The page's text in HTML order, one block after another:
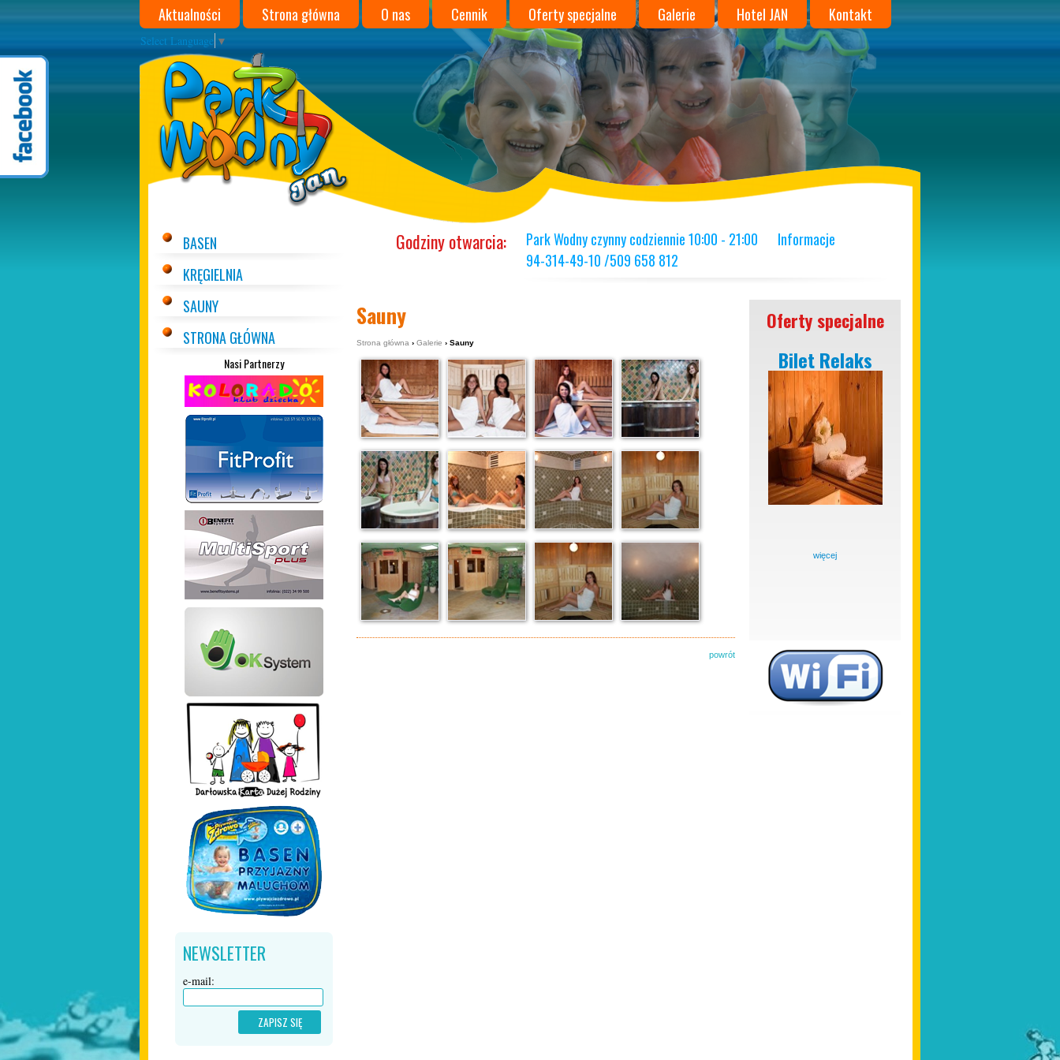
Park Wodny JAN w Darłówku
Aktualności Strona główna O nas Cennik Oferty specjalne Galerie Hotel JAN Kontakt
Select Language ▼
Godziny otwarcia: Park Wodny czynny codziennie 10:00 - 21:00
Informacje
94-314-49-10 /509 658 812
BASEN
KRĘGIELNIA
SAUNY
STRONA GŁÓWNA
Nasi Partnerzy
NEWSLETTER
e-mail:
Sauny
Strona główna › Galerie › Sauny
powrót
Oferty specjalne
Bilet Relaks
więcej